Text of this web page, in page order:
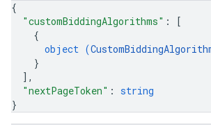
{
"customBiddingAlgorithms" :
[
{
object (
}
] ,
"nextPageToken" : string
}